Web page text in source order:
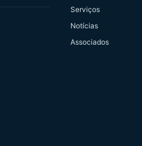
Serviços
Notícias
Associados